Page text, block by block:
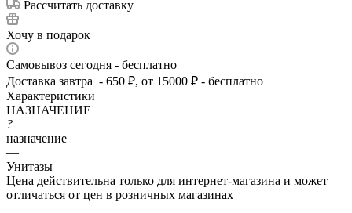
Рассчитать доставку
Хочу в подарок
Самовывоз сегодня - бесплатно
Доставка завтра - 650 ₽, от 15000 ₽ - бесплатно
Характеристики
НАЗНАЧЕНИЕ
?
назначение
—
Унитазы
Цена действительна только для интернет-магазина и может
отличаться от цен в розничных магазинах